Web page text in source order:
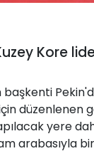
Kore
düzenlenen
yere
arabasıyla